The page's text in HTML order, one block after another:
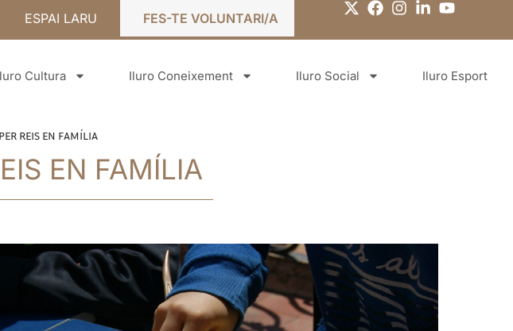
ESPAI LARU FES-TE VOLUNTARI/A
Cultura Iluro Coneixement Iluro Social Iluro Esport
REIS EN FAMÍLIA
EN FAMÍLIA